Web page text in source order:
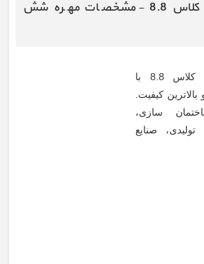
خرید مهره خشکه کلاس 8.8 - مشخصات مهره شش
خرید مهره خشکه کلاس 8.8 با
کیفیت.
سازی،
صنایع